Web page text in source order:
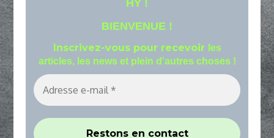
HY !
BIENVENUE !
Inscrivez-vous pour recevoir les
articles, les news et plein d'autres choses !